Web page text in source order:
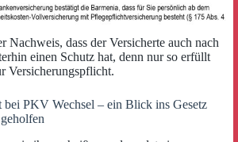
Nachweis, dass der Versicherte auch nach
einen Schutz hat, denn nur so erfüllt
Versicherungspflicht.
PKV Wechsel – ein Blick ins Gesetz